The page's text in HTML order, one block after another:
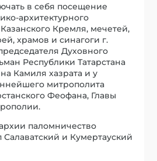
в себя посещение
архитектурного
Кремля, мечетей,
храмов и синагоги г.
Духовного
Республики Татарстана
Камиля хазрата и у
митрополита
Феофана, Главы
паломничество
Салаватский и Кумертауский